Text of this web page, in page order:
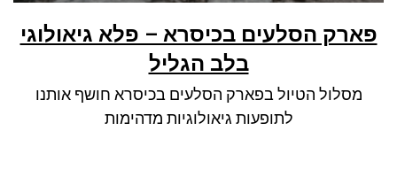
פארק הסלעים בכיסרא – פלא גיאולוגי
בלב הגליל
מסלול הטיול בפארק הסלעים בכיסרא חושף אותנו
לתופעות גיאולוגיות מדהימות